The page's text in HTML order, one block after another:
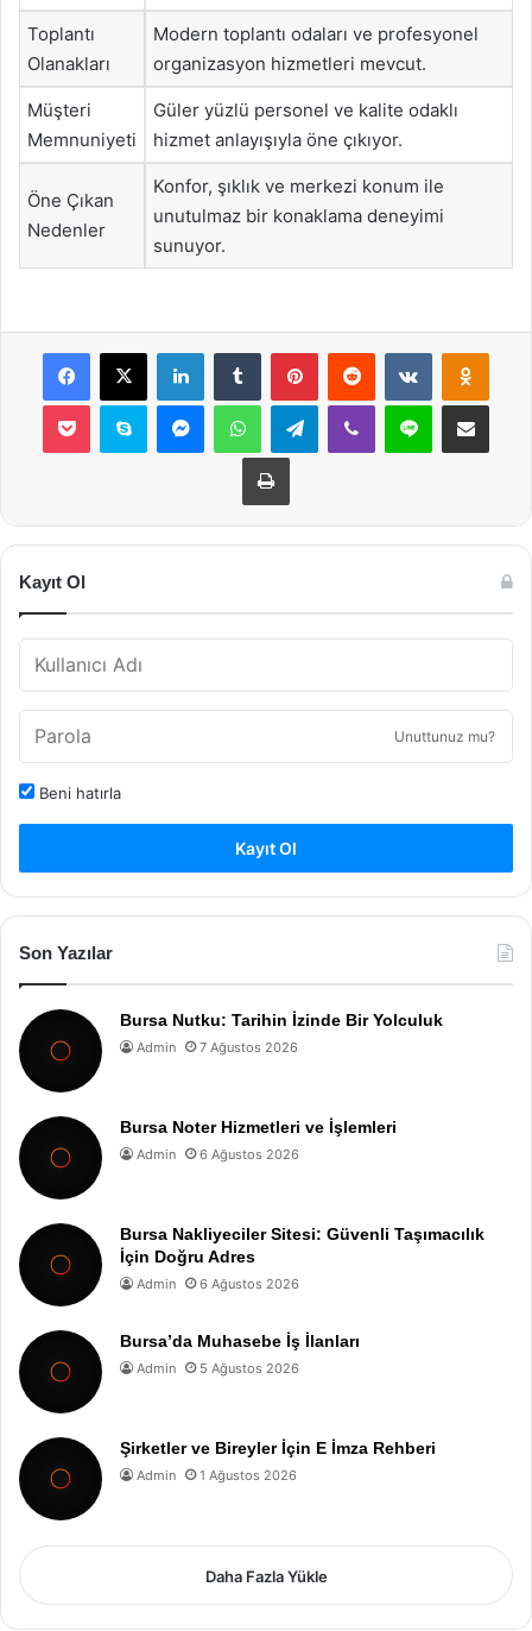
Toplantı
Olanakları
Modern toplantı odaları ve profesyonel
organizasyon hizmetleri mevcut.
Müşteri
Memnuniyeti
Güler yüzlü personel ve kalite odaklı
hizmet anlayışıyla öne çıkıyor.
Öne Çıkan
Nedenler
Konfor, şıklık ve merkezi konum ile
unutulmaz bir konaklama deneyimi
sunuyor.
Facebook
X LinkedInTumblr PinterestReddit VKontakte
Pocket Skype MessengerWhatsAppTelegramViber Line E-Posta ile
Yazdır
Kayıt Ol
Unuttunuz mu?
Beni hatırla
Kayıt Ol
Son Yazılar
Bursa Nutku: Tarihin İzinde Bir Yolculuk
Admin 7 Ağustos 2026
Bursa Noter Hizmetleri ve İşlemleri
Admin 6 Ağustos 2026
Bursa Nakliyeciler Sitesi: Güvenli Taşımacılık
İçin Doğru Adres
Admin 6 Ağustos 2026
Bursa’da Muhasebe İş İlanları
Admin 5 Ağustos 2026
Şirketler ve Bireyler İçin E İmza Rehberi
Admin 1 Ağustos 2026
Daha Fazla Yükle